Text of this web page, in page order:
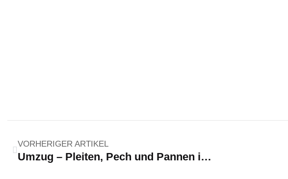
VORHERIGER ARTIKEL
Umzug – Pleiten, Pech und Pannen inklusive